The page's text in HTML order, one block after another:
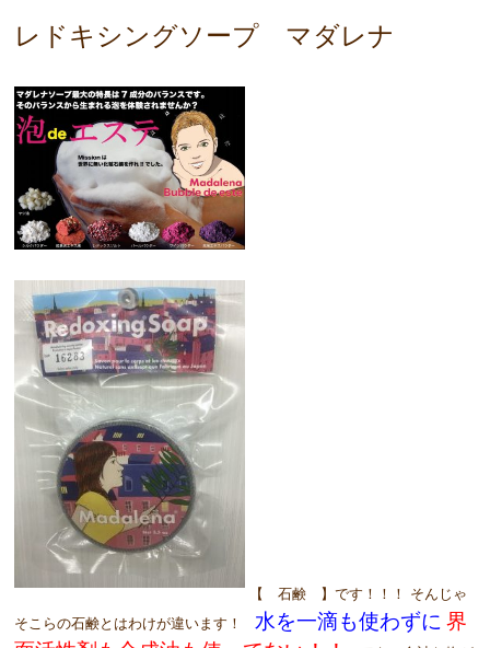
レドキシングソープ マダレナ
【 石鹸 】です！！！ そんじゃ
そこらの石鹸とはわけが違います！水を一滴も使わずに 界